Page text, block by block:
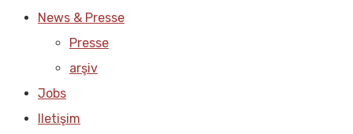
News & Presse
Presse
arşiv
Jobs
Iletişim